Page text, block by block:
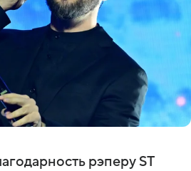
рэперу ST